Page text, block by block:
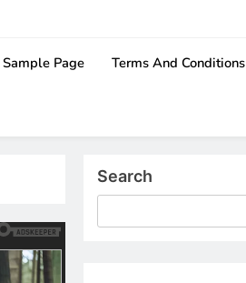
Sample Page Terms And Conditions
Search